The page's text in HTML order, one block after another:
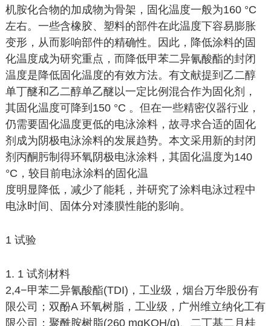
机胺化合物的加成物为骨架，固化温度一般为160 °C
左右。一些含橡胶、塑料的部件在此温度下容易膨胀
变形，从而影响部件的精确性。因此，降低涂料的固
化温度成为研究重点，而降低甲苯二异氰酸酯的封闭
温度是降低固化温度的有效方法。有文献提到乙二醇
单丁醚和乙二醇单乙醚以一定比例混合作为固化剂，
其固化温度可降到150 °C 。但在一些精密仪器行业，
仍需要固化温度更低的电泳涂料，故寻求合适的固化
剂成为阴极电泳涂料的发展趋势。本文采用新的封闭
剂丙酮肟制得环氧阴极电泳涂料，其固化温度为140
°C，较目前电泳涂料的固化温
度明显降低，减少了能耗，并研究了涂料电泳过程中
电泳时间、固体分对漆膜性能的影响。
1 试验
1. 1 试剂材料
2,4−甲苯二异氰酸酯(TDI)，工业级，烟台万华股份有
限公司；双酚A 环氧树脂，工业级，广州维立纳化工有
限公司；聚酰胺树脂(260 mgKOH/g)、二丁基二月桂